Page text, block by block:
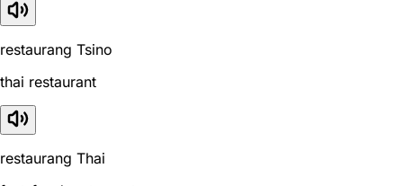
restaurang Tsino
thai restaurant
restaurang Thai